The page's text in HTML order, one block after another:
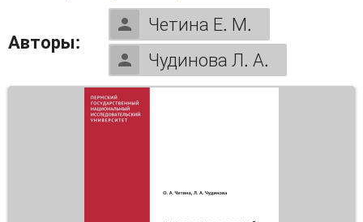
Авторы:
Четина Е. М.
Чудинова Л. А.